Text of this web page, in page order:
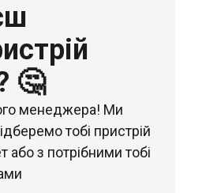
🤔
менеджера! Ми
тобі пристрій
або з потрібними тобі